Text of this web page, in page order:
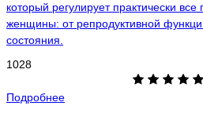
который регулирует практически
женщины: от репродуктивной
состояния.
1028
Подробнее